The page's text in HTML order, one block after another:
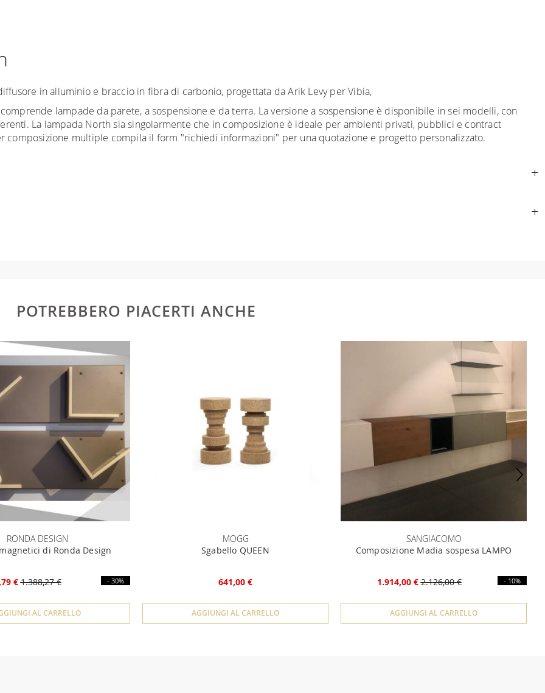
in alluminio e braccio in fibra di carbonio, progettata da Arik Levy per Vibia,
lampade da parete, a sospensione e da terra. La versione a sospensione è disponibile in sei modelli, con
La lampada North sia singolarmente che in composizione è ideale per ambienti privati, pubblici e contract
multiple compila il form "richiedi informazioni" per una quotazione e progetto personalizzato.
, che garantiscono che la movimentazione dei prodotti sia sempre curata. Al momento
POTREBBERO PIACERTI ANCHE
RONDA DESIGN
di Ronda Design
€ 1.388,27 € - 30%
AL CARRELLO
MOGG
Sgabello QUEEN
641,00 €
AGGIUNGI AL CARRELLO
SANGIACOMO
Composizione Madia sospesa LAMPO
1.914,00 € 2.126,00 € - 10%
AGGIUNGI AL CARRELLO